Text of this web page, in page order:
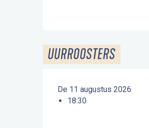
UURROOSTERS
De 11 augustus 2026
18:30